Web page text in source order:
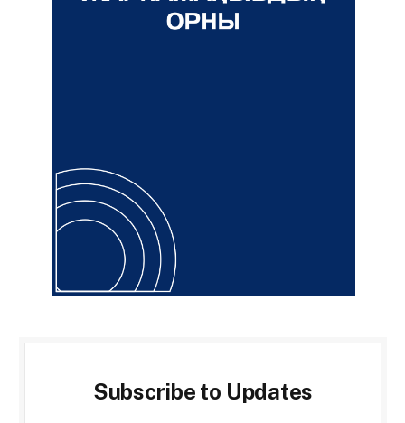
Subscribe to Updates